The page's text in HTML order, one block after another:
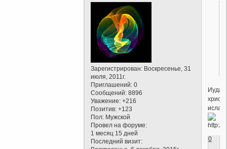
Зарегистрирован: Воскресенье, 31
июля, 2011г.
Приглашений: 0
Сообщений: 8896
Уважение: +216
Позитив: +123
Пол: Мужской
Провел на форуме:
1 месяц 15 дней
Последний визит:
0